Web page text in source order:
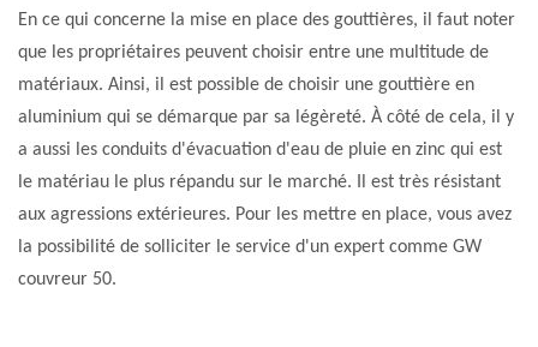
En ce qui concerne la mise en place des gouttières, il faut noter
que les propriétaires peuvent choisir entre une multitude de
matériaux. Ainsi, il est possible de choisir une gouttière en
aluminium qui se démarque par sa légèreté. À côté de cela, il y
a aussi les conduits d'évacuation d'eau de pluie en zinc qui est
le matériau le plus répandu sur le marché. Il est très résistant
aux agressions extérieures. Pour les mettre en place, vous avez
la possibilité de solliciter le service d'un expert comme GW
couvreur 50.